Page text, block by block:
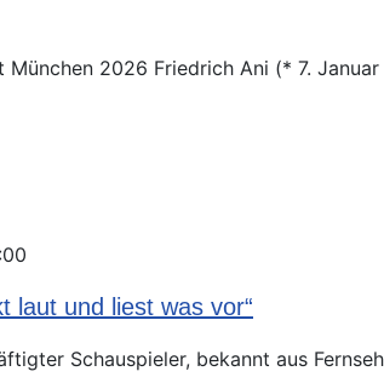
2026 Friedrich Ani (* 7.
laut und liest was vor“
Schauspieler, bekannt aus